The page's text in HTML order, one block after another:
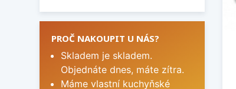
PROČ NAKOUPIT U NÁS?
Skladem je skladem.
Objednáte dnes, máte zítra.
Máme vlastní kuchyňské